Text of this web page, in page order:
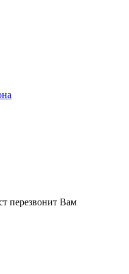
перезвонит Вам